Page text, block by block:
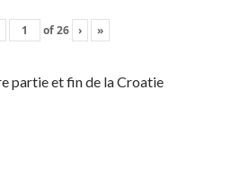
of26 › »
partie et fin de la Croatie